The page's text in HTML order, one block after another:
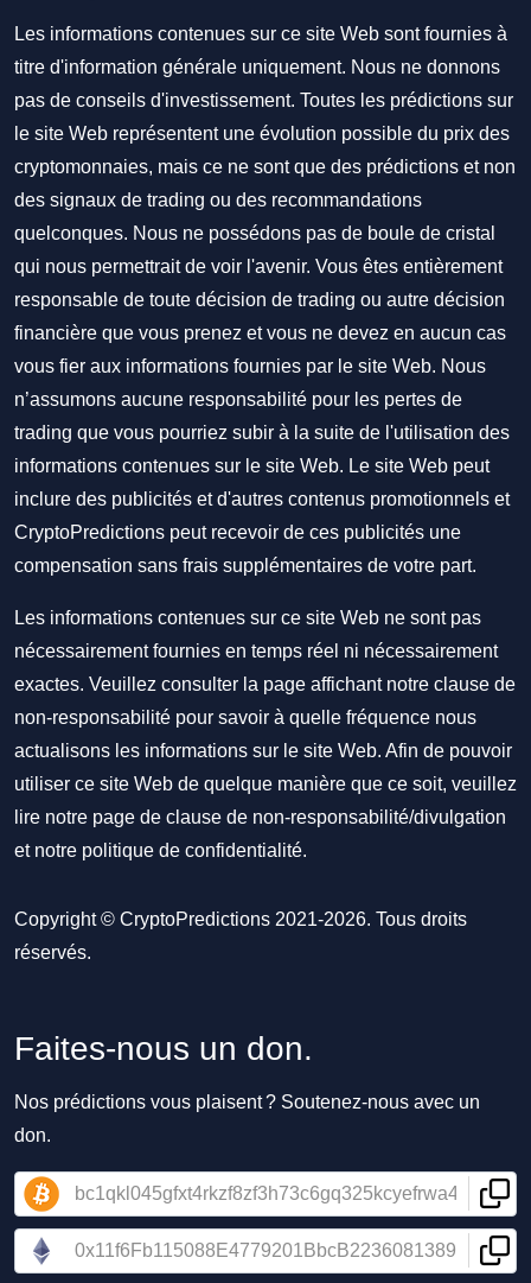
Les informations contenues sur ce site Web sont fournies à
titre d'information générale uniquement. Nous ne donnons
pas de conseils d'investissement. Toutes les prédictions sur
le site Web représentent une évolution possible du prix des
cryptomonnaies, mais ce ne sont que des prédictions et non
des signaux de trading ou des recommandations
quelconques. Nous ne possédons pas de boule de cristal
qui nous permettrait de voir l'avenir. Vous êtes entièrement
responsable de toute décision de trading ou autre décision
financière que vous prenez et vous ne devez en aucun cas
vous fier aux informations fournies par le site Web. Nous
n’assumons aucune responsabilité pour les pertes de
trading que vous pourriez subir à la suite de l'utilisation des
informations contenues sur le site Web. Le site Web peut
inclure des publicités et d'autres contenus promotionnels et
CryptoPredictions peut recevoir de ces publicités une
compensation sans frais supplémentaires de votre part.
Les informations contenues sur ce site Web ne sont pas
nécessairement fournies en temps réel ni nécessairement
exactes. Veuillez consulter la page affichant notre clause de
non-responsabilité pour savoir à quelle fréquence nous
actualisons les informations sur le site Web. Afin de pouvoir
utiliser ce site Web de quelque manière que ce soit, veuillez
lire notre page de clause de non-responsabilité/divulgation
et notre politique de confidentialité.
Copyright © CryptoPredictions 2021-2026. Tous droits
réservés.
Faites-nous un don.
Nos prédictions vous plaisent ? Soutenez-nous avec un
don.